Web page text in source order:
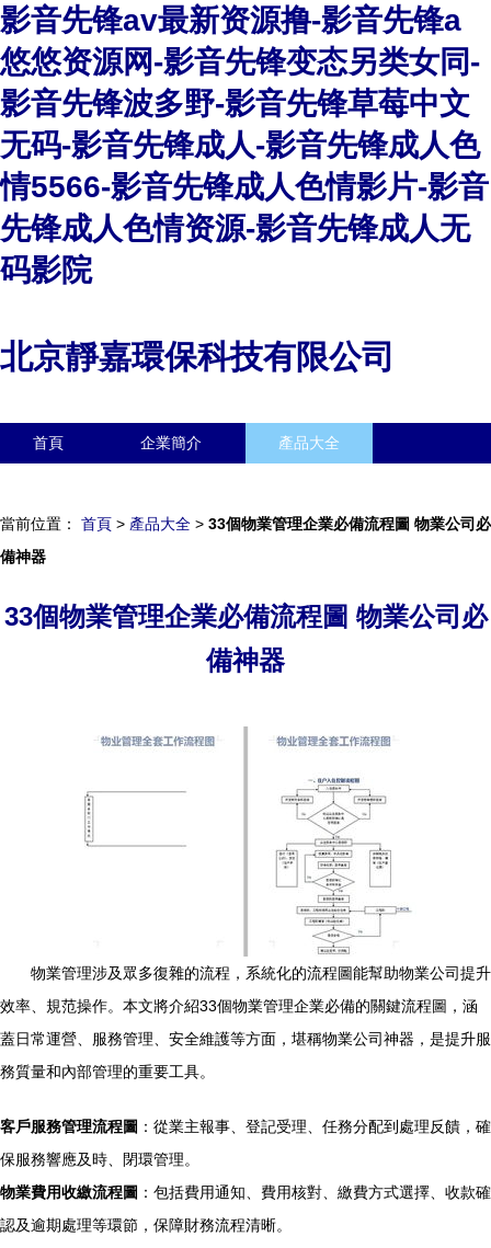
影音先锋av最新资源撸-影音先锋a
悠悠资源网-影音先锋变态另类女同-
影音先锋波多野-影音先锋草莓中文
无码-影音先锋成人-影音先锋成人色
情5566-影音先锋成人色情影片-影音
先锋成人色情资源-影音先锋成人无
码影院
北京靜嘉環保科技有限公司
首頁 企業簡介 產品大全
當前位置： 首頁 > 產品大全 > 33個物業管理企業必備流程圖 物業公司必
備神器
33個物業管理企業必備流程圖 物業公司必
備神器
物業管理涉及眾多復雜的流程，系統化的流程圖能幫助物業公司提升
效率、規范操作。本文將介紹33個物業管理企業必備的關鍵流程圖，涵
蓋日常運營、服務管理、安全維護等方面，堪稱物業公司神器，是提升服
務質量和內部管理的重要工具。
客戶服務管理流程圖 ：從業主報事、登記受理、任務分配到處理反饋，確
保服務響應及時、閉環管理。
物業費用收繳流程圖 ：包括費用通知、費用核對、繳費方式選擇、收款確
認及逾期處理等環節，保障財務流程清晰。